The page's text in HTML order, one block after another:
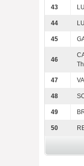
43
44
45
46
47
48
49
50